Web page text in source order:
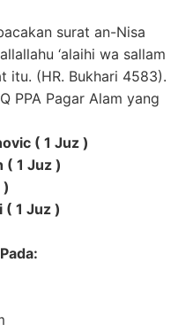
surat an-Nisa
‘alaihi wa sallam
itu. (HR. Bukhari 4583).
PPA Pagar Alam yang
( 1 Juz )
( 1 Juz )
)
1 Juz )